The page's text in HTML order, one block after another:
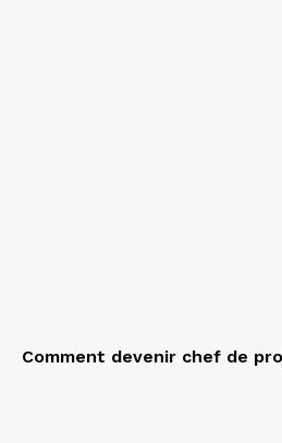
Comment devenir chef de